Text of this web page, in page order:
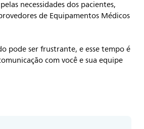
necessidades dos pacientes,
de Equipamentos Médicos
pode ser frustrante, e esse tempo é
com você e sua equipe